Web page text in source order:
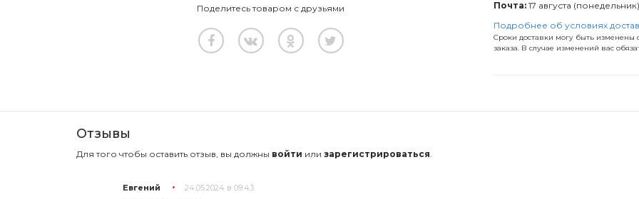
Поделитесь товаром с друзьями
Почта: 17 августа (понедельник)
Подробнее об условиях
Сроки доставки могу быть изменены
заказа. В случае изменений вас
Отзывы
Для того чтобы оставить отзыв, вы должны войти или зарегистрироваться
Евгений 24.05.2024 в 09:43